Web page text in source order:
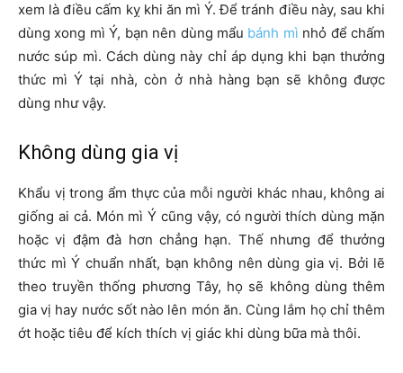
xem là điều cấm kỵ khi ăn mì Ý. Để tránh điều này, sau khi
dùng xong mì Ý, bạn nên dùng mẩu bánh mì nhỏ để chấm
nước súp mì. Cách dùng này chỉ áp dụng khi bạn thưởng
thức mì Ý tại nhà, còn ở nhà hàng bạn sẽ không được
dùng như vậy.
Không dùng gia vị
Khẩu vị trong ẩm thực của mỗi người khác nhau, không ai
giống ai cả. Món mì Ý cũng vậy, có người thích dùng mặn
hoặc vị đậm đà hơn chẳng hạn. Thế nhưng để thưởng
thức mì Ý chuẩn nhất, bạn không nên dùng gia vị. Bởi lẽ
theo truyền thống phương Tây, họ sẽ không dùng thêm
gia vị hay nước sốt nào lên món ăn. Cùng lắm họ chỉ thêm
ớt hoặc tiêu để kích thích vị giác khi dùng bữa mà thôi.